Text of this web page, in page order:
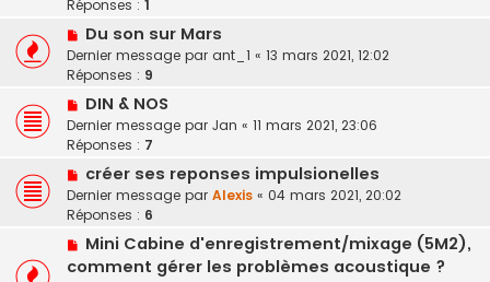
Réponses : 1
Du son sur Mars
Dernier message par ant_1 « 13 mars 2021, 12:02
Réponses : 9
DIN & NOS
Dernier message par Jan « 11 mars 2021, 23:06
Réponses : 7
créer ses reponses impulsionelles
Dernier message par Alexis « 04 mars 2021, 20:02
Réponses : 6
Mini Cabine d'enregistrement/mixage (5M2),
comment gérer les problèmes acoustique ?